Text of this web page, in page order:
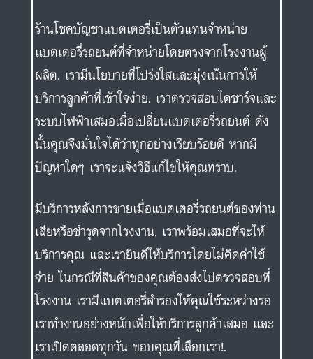
ร้านโชคบัญชาแบตเตอรี่เป็นตัวแทนจำหน่าย
แบตเตอรี่รถยนต์ที่จำหน่ายโดยตรงจากโรงงานผู้
ผลิต. เรามีนโยบายที่โปร่งใสและมุ่งเน้นการให้
บริการลูกค้าที่เข้าใจง่าย. เราตรวจสอบไดชาร์จและ
ระบบไฟฟ้าเสมอเมื่อเปลี่ยนแบตเตอรี่รถยนต์ ดัง
นั้นคุณจึงมั่นใจได้ว่าทุกอย่างเรียบร้อยดี หากมี
ปัญหาใดๆ เราจะแจ้งวิธีแก้ไขให้คุณทราบ.
มีบริการหลังการขายเมื่อแบตเตอรี่รถยนต์ของท่าน
เสียหรือชำรุดจากโรงงาน. เราพร้อมเสมอที่จะให้
บริการคุณ และเรายินดีให้บริการโดยไม่คิดค่าใช้
จ่าย ในกรณีที่สินค้าของคุณต้องส่งไปตรวจสอบที่
โรงงาน เรามีแบตเตอรี่สำรองให้คุณใช้ระหว่างรอ
เราทำงานอย่างหนักเพื่อให้บริการลูกค้าเสมอ และ
เราเปิดตลอดทุกวัน ขอบคุณที่เลือกเรา!.